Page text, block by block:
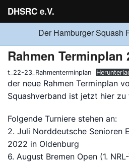
DHSRC e.V.
Verein
Neuigkeiten
Ligabetrieb
Turniere
Der Hamburger Squash
Rahmen Terminplan
t_22-23_Rahmenterminplan
der neue Rahmen Terminplan
Squashverband ist jetzt hier zu
Folgende Turniere stehen an:
2. Juli Norddeutsche Senioren
2022 in Oldenburg
6. August Bremen Open (1.